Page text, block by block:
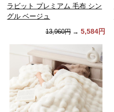
ラビット プレミアム 毛布 シン
グル ベージュ
13,960円 → 5,584円